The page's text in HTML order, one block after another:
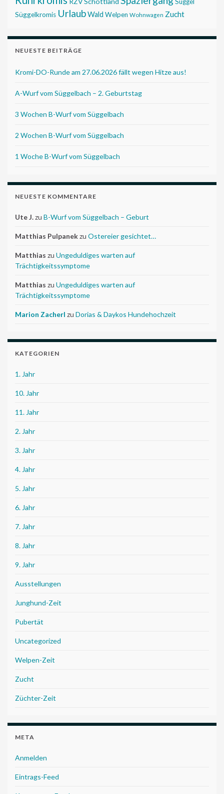
Süggelkromis UrlaubWald Welpen Wohnwagen Zucht
NEUESTE BEITRÄGE
Kromi-DO-Runde am 27.06.2026 fällt wegen Hitze aus!
A-Wurf vom Süggelbach – 2. Geburtstag
3 Wochen B-Wurf vom Süggelbach
2 Wochen B-Wurf vom Süggelbach
1 Woche B-Wurf vom Süggelbach
NEUESTE KOMMENTARE
Ute J.zu B-Wurf vom Süggelbach – Geburt
Matthias Pulpanekzu Ostereier gesichtet…
Matthias zu Ungeduldiges warten auf
Trächtigkeitssymptome
Matthias zu Ungeduldiges warten auf
Trächtigkeitssymptome
Marion Zacherl zu Dorias & Daykos Hundehochzeit
KATEGORIEN
1. Jahr
10. Jahr
11. Jahr
2. Jahr
3. Jahr
4. Jahr
5. Jahr
6. Jahr
7. Jahr
8. Jahr
9. Jahr
Ausstellungen
Junghund-Zeit
Pubertät
Uncategorized
Welpen-Zeit
Zucht
Züchter-Zeit
META
Anmelden
Eintrags-Feed